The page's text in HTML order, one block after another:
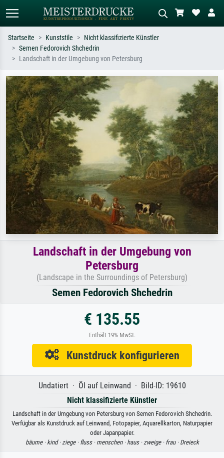
Standardsuche
oder Stilen – z.B. Monet,
Sternennacht, Impressionismus, Welle
Hokusai, Akt.
Wiese, Abstrakt mit viel Rot, Dunkles
Ölgemälde, Stehender Akt neben einem
Startseite Kunststile
Nicht klassifizierte Künstler
Semen Fedorovich Shchedrin
Landschaft in der Umgebung von Petersburg
Landschaft in der Umgebung von
Petersburg
(Landscape in the Surroundings of Petersburg)
Semen Fedorovich Shchedrin
€ 135.55
Enthält 19% MwSt.
Kunstdruck konfigurieren
Undatiert · Öl auf Leinwand · Bild-ID: 19610
Nicht klassifizierte Künstler
Landschaft in der Umgebung von Petersburg von Semen Fedorovich Shchedrin.
Verfügbar als Kunstdruck auf Leinwand, Fotopapier, Aquarellkarton, Naturpapier
oder Japanpapier.
bäume · kind · ziege · fluss · menschen · haus · zweige · frau · Dreieck